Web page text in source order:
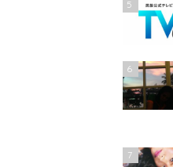
5
6
7